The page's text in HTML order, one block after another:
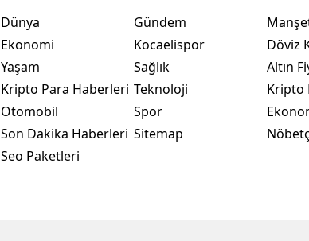
Karaman
Kırıkkale
Batman
Şırnak
Dünya
Ekonomi
Yaşam
Kripto Para Haberleri
Otomobil
Son Dakika Haberleri
Seo Paketleri
Gündem
Kocaelispor
Sağlık
Teknoloji
Spor
Sitemap
Döviz
Altın
Kripto